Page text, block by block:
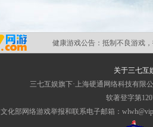
健康游戏公告： 抵制不良游戏
关于三七互
三七互娱旗下·上海硬通网络科技有限
软著登字第
文化部网络游戏举报和联系电子邮箱：